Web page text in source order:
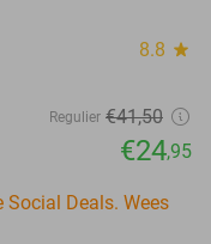
8.8 star
Regulier €41,50
€24,95
Deals. Wees